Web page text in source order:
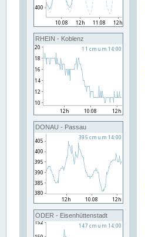
RHEIN - Koblenz
DONAU - Passau
ODER - Eisenhüttenstadt